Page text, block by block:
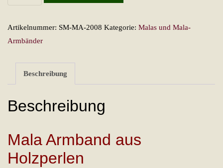
Holzperlen
Menge
Artikelnummer: SM-MA-2008 Kategorie:Malas und Mala-
Armbänder
Beschreibung
Beschreibung
Mala Armband aus
Holzperlen